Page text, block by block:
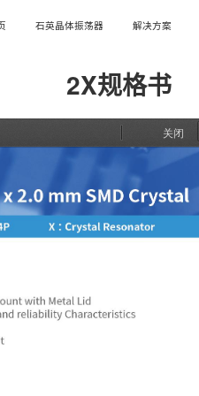
石英晶体振荡器 解决方案
2X规格书